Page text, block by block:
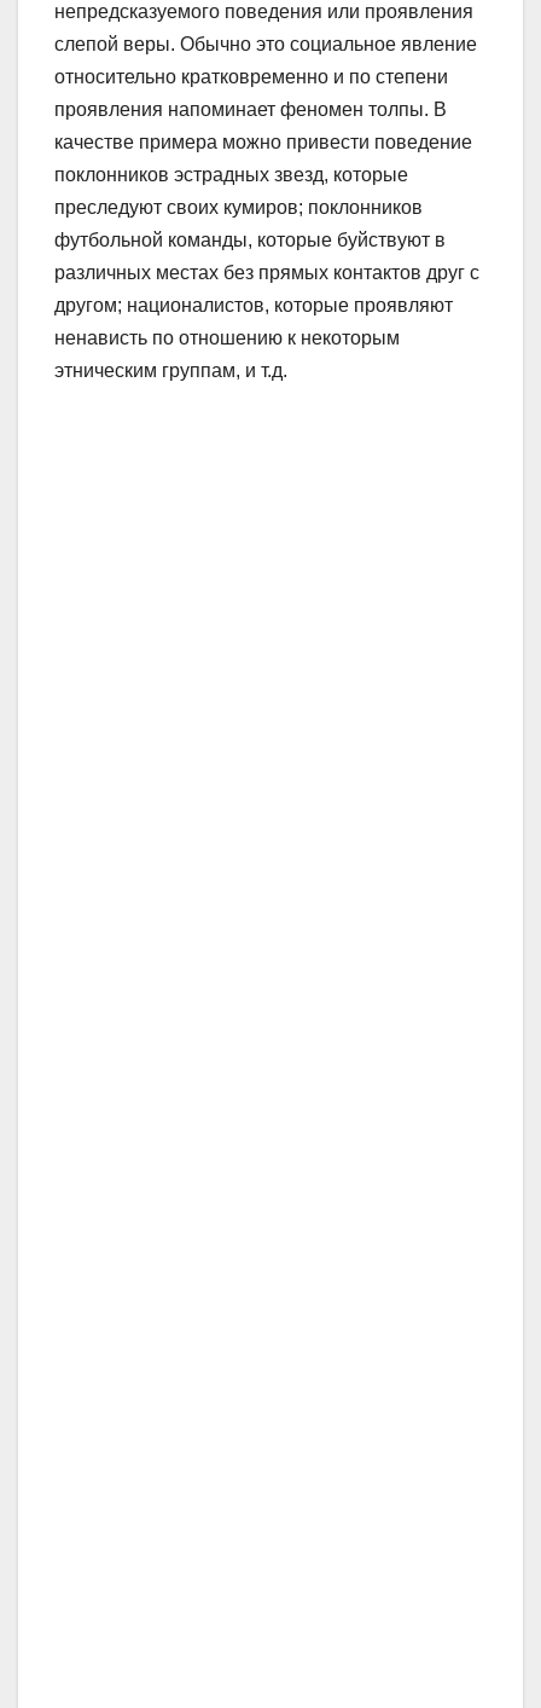
непредсказуемого поведения или проявления
слепой веры. Обычно это социальное явление
относительно кратковременно и по степени
проявления напоминает феномен толпы. В
качестве примера можно привести поведение
поклонников эстрадных звезд, которые
преследуют своих кумиров; поклонников
футбольной команды, которые буйствуют в
различных местах без прямых контактов друг с
другом; националистов, которые проявляют
ненависть по отношению к некоторым
этническим группам, и т.д.